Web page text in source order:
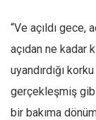
Sosyal
“Ve açıldı gece,
açıdan ne kadar
uyandırdığı
gerçekleşmiş
bir bakıma